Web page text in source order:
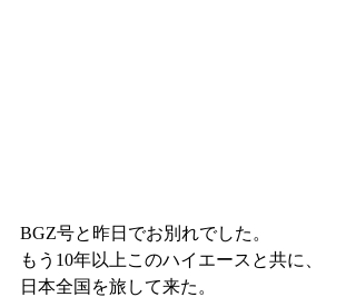
BGZ号と昨日でお別れでした。
もう10年以上このハイエースと共に、
日本全国を旅して来た。